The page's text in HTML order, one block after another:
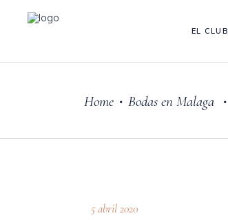
EL CLUB
Home • Bodas en Malaga •
5 abril 2020